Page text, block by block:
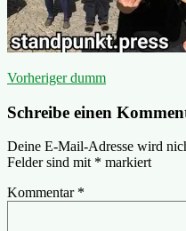
Beitragsnavigation
Vorheriger Vorheriger
dumm
Schreibe einen
Deine E-Mail-Adresse wird
Felder sind mit * markiert
Kommentar *